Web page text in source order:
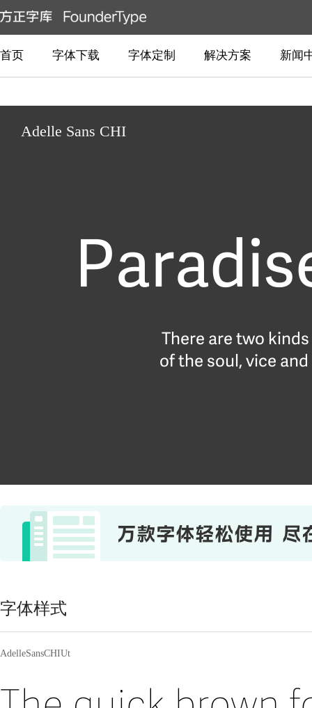
首页 字体下载 字体定制 解决方案 新闻
Adelle Sans CHI
There are two
of the soul, vice
字体样式
AdelleSansCHIUt